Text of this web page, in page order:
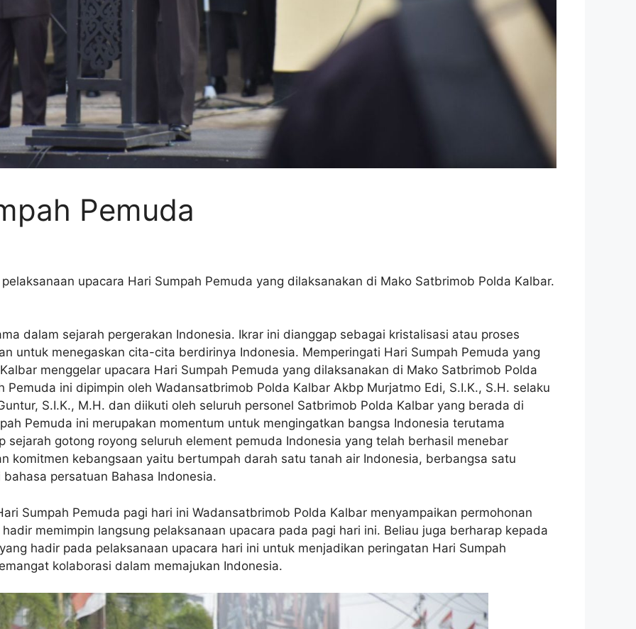
Pemuda
upacara Hari Sumpah Pemuda yang dilaksanakan di Mako Satbrimob Polda Kalbar.
dalam sejarah pergerakan Indonesia. Ikrar ini dianggap sebagai kristalisasi atau proses
untuk menegaskan cita-cita berdirinya Indonesia. Memperingati Hari Sumpah Pemuda yang
menggelar upacara Hari Sumpah Pemuda yang dilaksanakan di Mako Satbrimob Polda
Pemuda ini dipimpin oleh Wadansatbrimob Polda Kalbar Akbp Murjatmo Edi, S.I.K., S.H. selaku
S.I.K., M.H. dan diikuti oleh seluruh personel Satbrimob Polda Kalbar yang berada di
Pemuda ini merupakan momentum untuk mengingatkan bangsa Indonesia terutama
sejarah gotong royong seluruh element pemuda Indonesia yang telah berhasil menebar
komitmen kebangsaan yaitu bertumpah darah satu tanah air Indonesia, berbangsa satu
persatuan Bahasa Indonesia.
Sumpah Pemuda pagi hari ini Wadansatbrimob Polda Kalbar menyampaikan permohonan
memimpin langsung pelaksanaan upacara pada pagi hari ini. Beliau juga berharap kepada
hadir pada pelaksanaan upacara hari ini untuk menjadikan peringatan Hari Sumpah
kolaborasi dalam memajukan Indonesia.